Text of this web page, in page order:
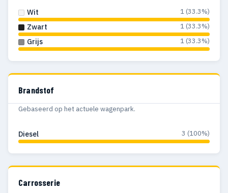
Wit 1 (33.3%)
Zwart 1 (33.3%)
Grijs 1 (33.3%)
Brandstof
Gebaseerd op het actuele wagenpark.
Diesel 3 (100%)
Carrosserie